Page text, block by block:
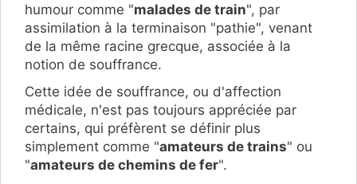
humour comme "malades de train", par
assimilation à la terminaison "pathie", venant
de la même racine grecque, associée à la
notion de souffrance.
Cette idée de souffrance, ou d'affection
médicale, n'est pas toujours appréciée par
certains, qui préfèrent se définir plus
simplement comme "amateurs de trains" ou
"amateurs de chemins de fer".